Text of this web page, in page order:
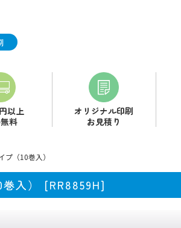
以上
料
オリジナル印刷
お見積り
（10巻入）
入） [RR8859H]